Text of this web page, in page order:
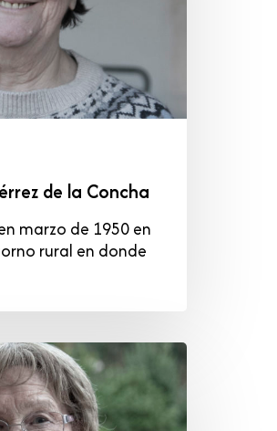
de la Concha
marzo de 1950 en
rural en donde